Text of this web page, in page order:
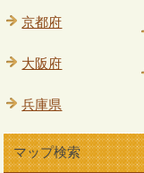
京都府
大阪府
兵庫県
マップ検索